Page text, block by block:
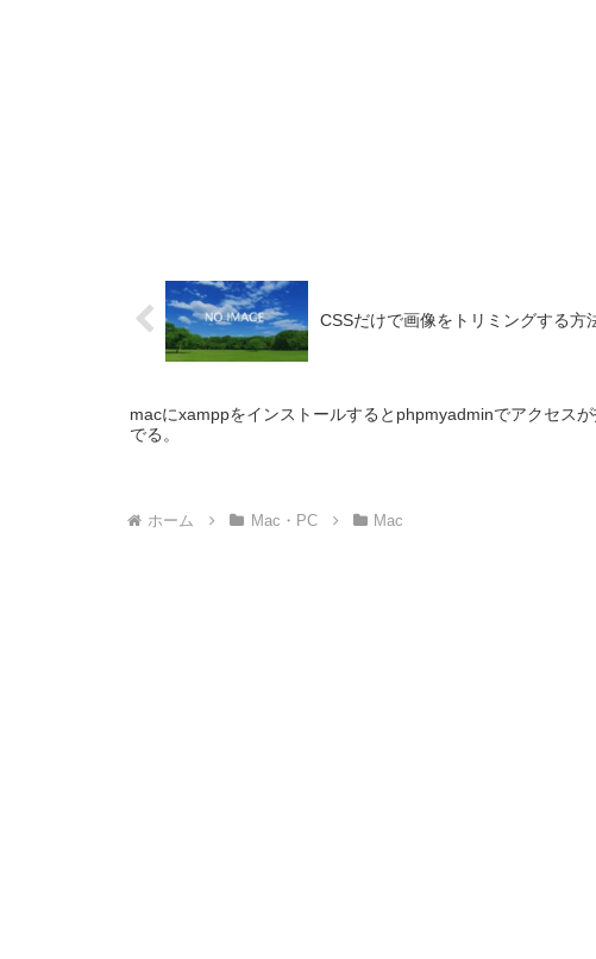
CSSだけで画像をトリミングする
macにxamppをインストールするとphpmyadminでアクセス
でる。
ホーム Mac・PC Mac